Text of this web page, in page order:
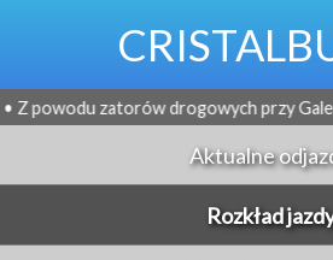
zatorów drogowych przy Galerii
Aktualne
Rozkład